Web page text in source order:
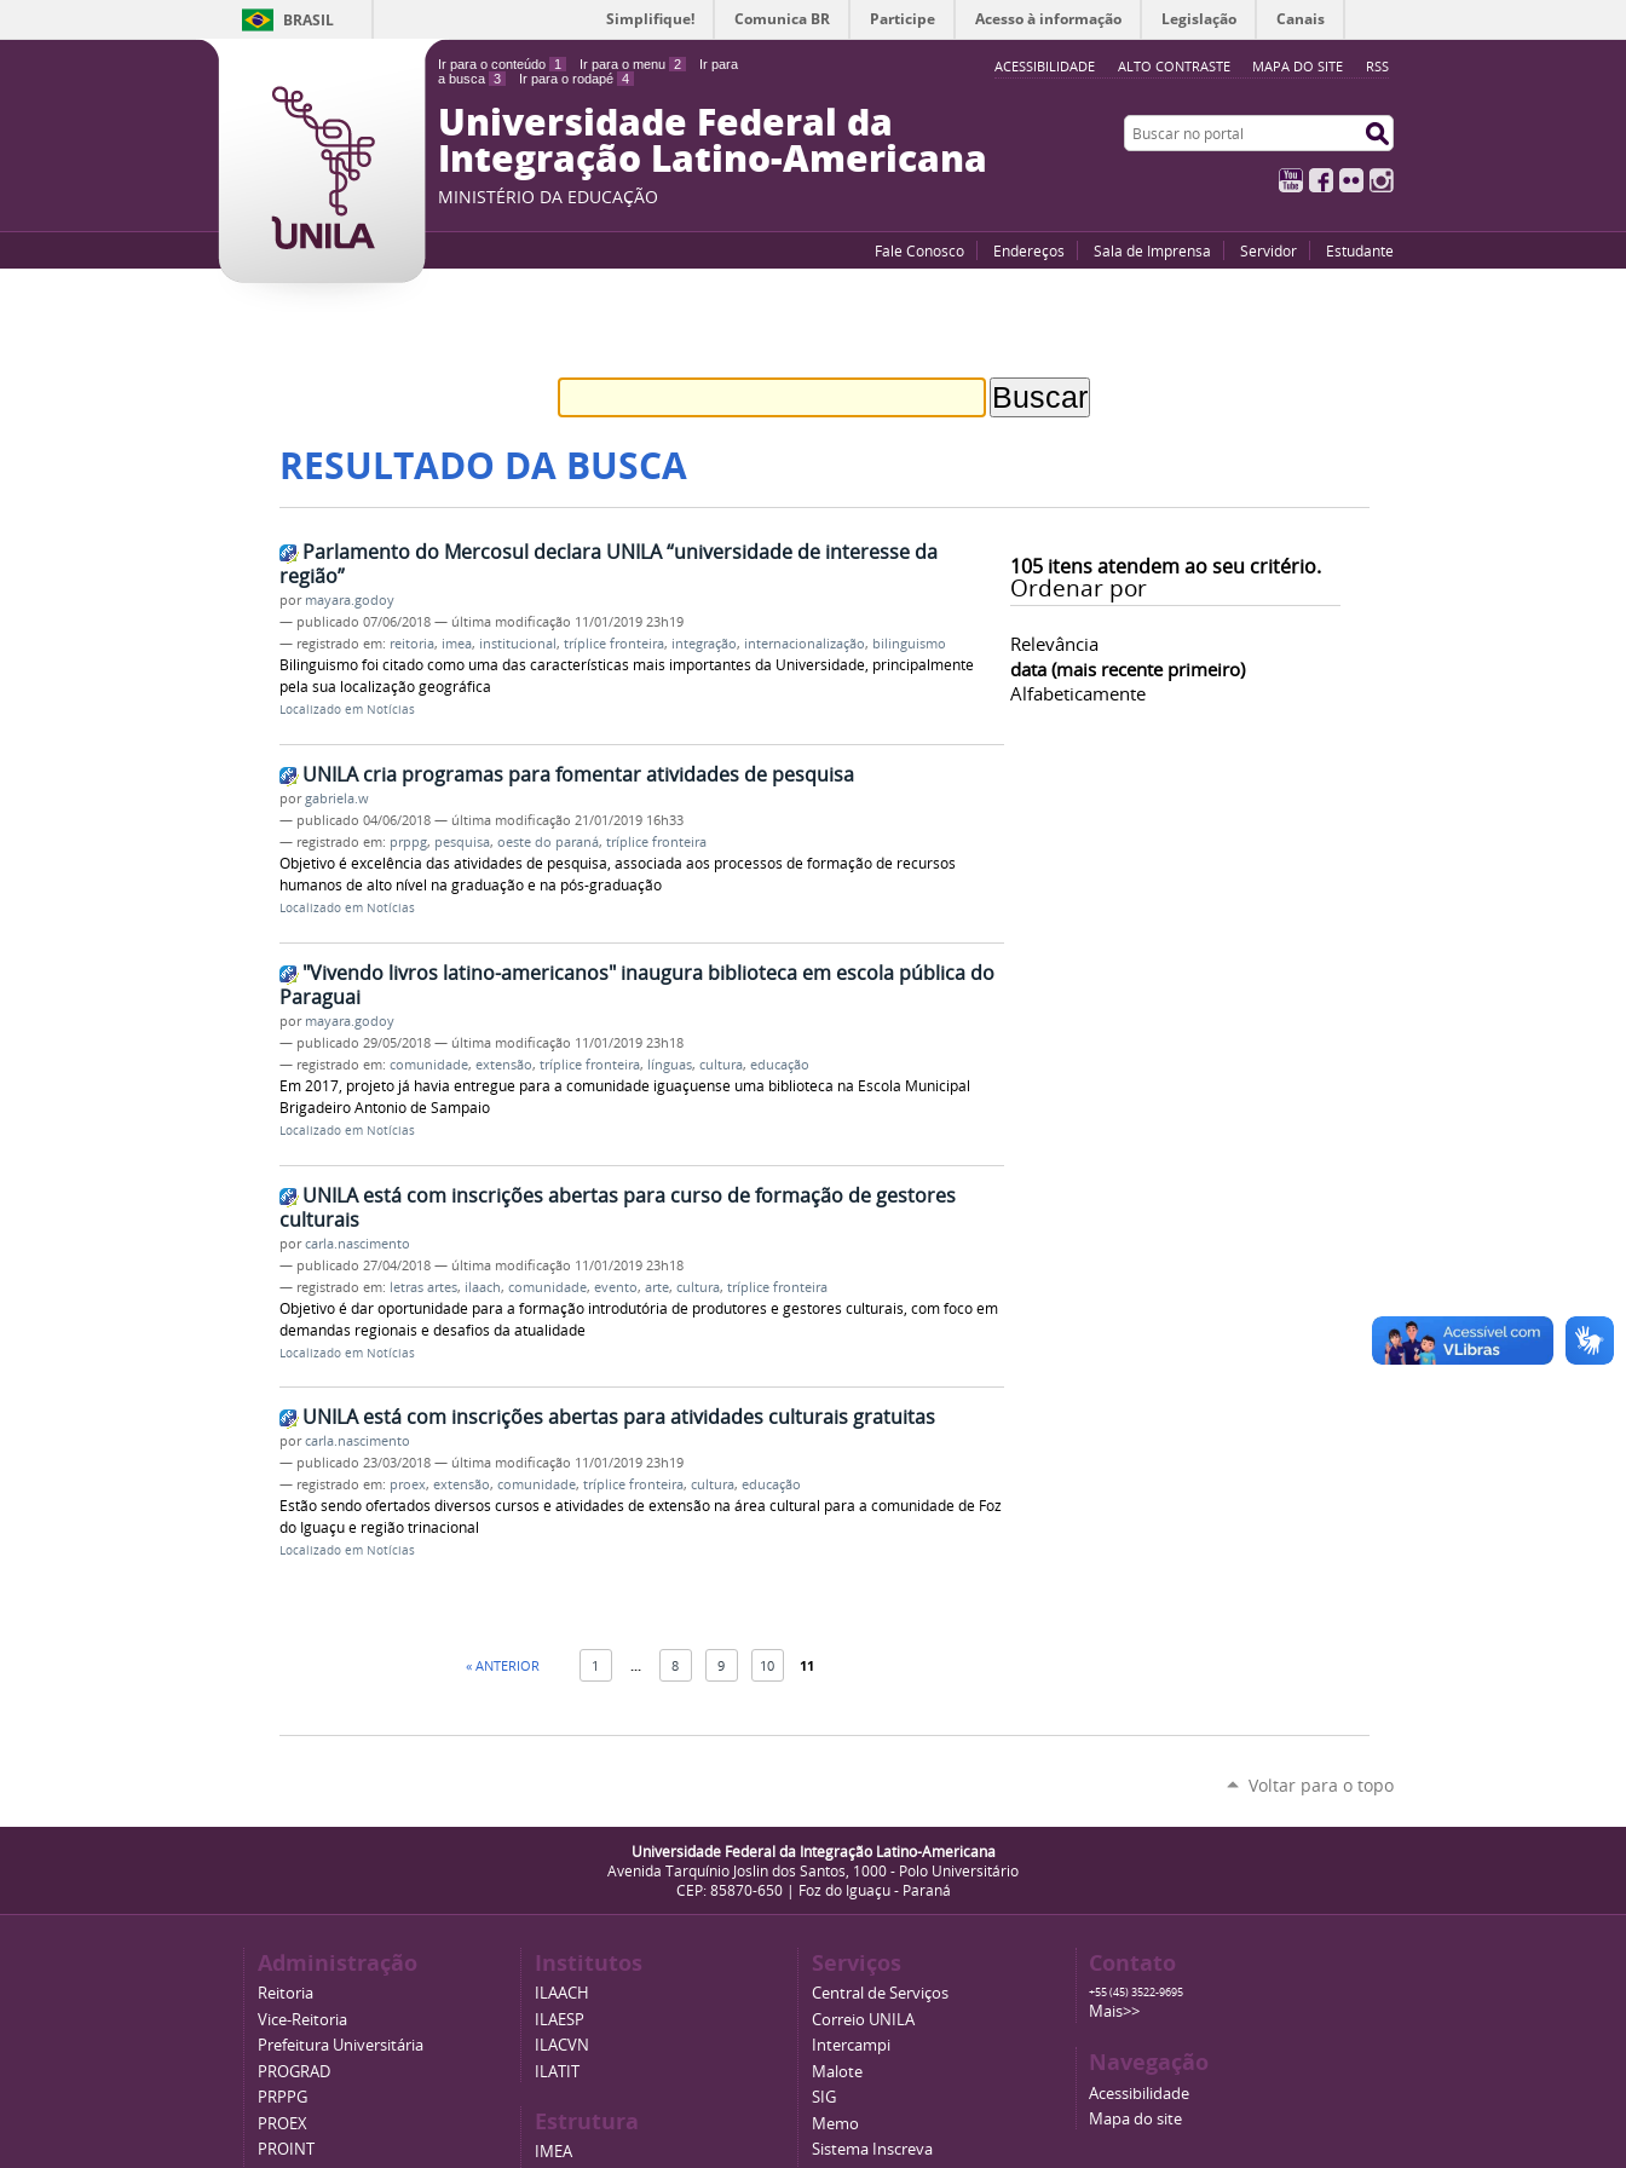
Ir para o conteúdo 1 Ir para o menu 2
Ir para
a busca 3 Ir para o rodapé 4
ACESSIBILIDADE ALTO CONTRASTE MAPA DO SITE RSS
BRASIL Simplifique! Comunica BR Participe Acesso à informação Legislação Canais
Universidade Federal da
Integração Latino-Americana
MINISTÉRIO DA EDUCAÇÃO
Buscar no portal
YouTubeFacebook
Flickr
Fale Conosco Endereços Sala de Imprensa Servidor Estudante
RESULTADO DA BUSCA
105itens atendem ao seu critério.
Ordenar por
Relevância
data (mais recente primeiro)
Alfabeticamente
Parlamento do Mercosul declara UNILA “universidade de interesse da
região”
por mayara.godoy
— publicado 07/06/2018 — última modificação 11/01/2019 23h19
— registrado em: reitoria, imea, institucional, tríplice fronteira, integração, internacionalização, bilinguismo
Bilinguismo foi citado como uma das características mais importantes da Universidade, principalmente
pela sua localização geográfica
Localizado em Notícias
UNILA cria programas para fomentar atividades de pesquisa
porgabriela.w
— publicado 04/06/2018 — última modificação 21/01/2019 16h33
— registrado em: prppg, pesquisa, oeste do paraná, tríplice fronteira
Objetivo é excelência das atividades de pesquisa, associada aos processos de formação de recursos
humanos de alto nível na graduação e na pós-graduação
Localizado em Notícias
"Vivendo livros latino-americanos" inaugura biblioteca em escola pública do
Paraguai
por mayara.godoy
— publicado 29/05/2018 — última modificação 11/01/2019 23h18
— registrado em: comunidade, extensão, tríplice fronteira, línguas, cultura, educação
Em 2017, projeto já havia entregue para a comunidade iguaçuense uma biblioteca na Escola Municipal
Brigadeiro Antonio de Sampaio
Localizado em Notícias
UNILA está com inscrições abertas para curso de formação de gestores
culturais
porcarla.nascimento
— publicado 27/04/2018 — última modificação 11/01/2019 23h18
— registrado em: letras artes, ilaach, comunidade, evento, arte, cultura, tríplice fronteira
Objetivo é dar oportunidade para a formação introdutória de produtores e gestores culturais, com foco em
demandas regionais e desafios da atualidade
Localizado em Notícias
UNILA está com inscrições abertas para atividades culturais gratuitas
porcarla.nascimento
— publicado 23/03/2018 — última modificação 11/01/2019 23h19
— registrado em: proex, extensão, comunidade, tríplice fronteira, cultura, educação
Estão sendo ofertados diversos cursos e atividades de extensão na área cultural para a comunidade de Foz
do Iguaçu e região trinacional
Localizado em Notícias
« ANTERIOR 1 ... 8 9 10 11
Voltar para o topo
Universidade Federal da Integração Latino-Americana
Avenida Tarquínio Joslin dos Santos, 1000 - Polo Universitário
CEP: 85870-650 | Foz do Iguaçu - Paraná
Administração
Reitoria
Vice-Reitoria
Prefeitura Universitária
PROGRAD
PRPPG
PROEX
PROINT
Institutos
ILAACH
ILAESP
ILACVN
ILATIT
Estrutura
IMEA
Serviços
Central de Serviços
Correio UNILA
Intercampi
Malote
SIG
Memo
Sistema Inscreva
Contato
+55 (45) 3522-9695
Mais>>
Navegação
Acessibilidade
Mapa do site